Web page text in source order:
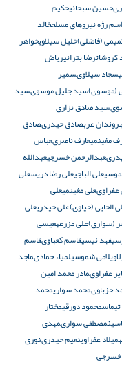
حسین سبحانیحکیم
رژه نیروهای مسلحخالد
(فاضلی)خلیل سیلاویخواهر
رضا بترانىریاض
سجاد سیلاوىسمیر
(موسوى)سید جلیل موسوىسید
سید صادق نزاری
عربصادق حیدرىصادق
مغینمیعارف ناصرىعباس
عبدالرحمن خسرجیعبدالله
على الباجىعلى رضا دریسعلى
على مغينمیعلى
الحایی (حیاوی)علی حیدریعلی
(سواری)علی مزرعهعیسى
فهد نیسىقاسم کعباوىقاسم
لامی شموسیلمیاء حمادىماجد
عفراوىمادر محمد امین
حزباوىمحمد سواریمحمد
محمود دورقىمختار
مصطفی سوارىمهدى
میلاد عفراوینعیم حیدرىنوری